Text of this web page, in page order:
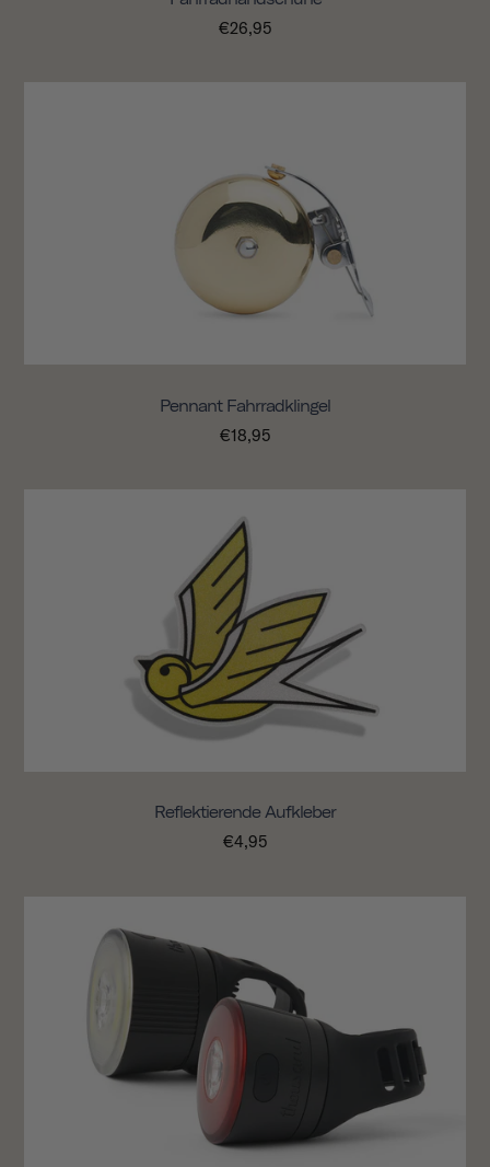
€26,95
Pennant Fahrradklingel
€18,95
Reflektierende Aufkleber
€4,95